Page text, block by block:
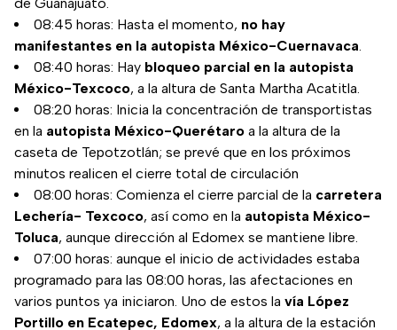
08:45 horas: Hasta el momento, no hay
manifestantes en la autopista México-Cuernavaca.
08:40 horas: Hay bloqueo parcial en la autopista
México-Texcoco, a la altura de Santa Martha Acatitla.
08:20 horas: Inicia la concentración de transportistas
en la autopista México-Querétaro a la altura de la
caseta de Tepotzotlán; se prevé que en los próximos
minutos realicen el cierre total de circulación
08:00 horas: Comienza el cierre parcial de la carretera
Lechería- Texcoco, así como en la autopista México-
Toluca, aunque dirección al Edomex se mantiene libre.
07:00 horas: aunque el inicio de actividades estaba
programado para las 08:00 horas, las afectaciones en
varios puntos ya iniciaron. Uno de estos la vía López
Portillo en Ecatepec, Edomex, a la altura de la estación